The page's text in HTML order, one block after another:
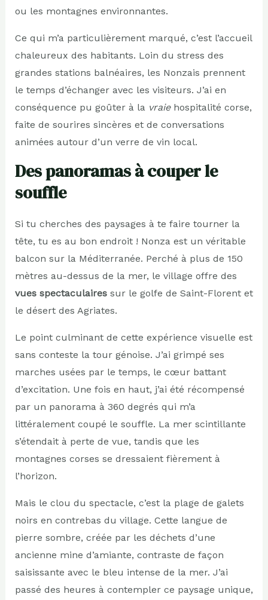
ou les montagnes environnantes.
Ce qui m’a particulièrement marqué, c’est l’accueil
chaleureux des habitants. Loin du stress des
grandes stations balnéaires, les Nonzais prennent
le temps d’échanger avec les visiteurs. J’ai en
conséquence pu goûter à la vraiehospitalité corse,
faite de sourires sincères et de conversations
animées autour d’un verre de vin local.
Des panoramas à couper le
souffle
Si tu cherches des paysages à te faire tourner la
tête, tu es au bon endroit ! Nonza est un véritable
balcon sur la Méditerranée. Perché à plus de 150
mètres au-dessus de la mer, le village offre des
vues spectaculairessur le golfe de Saint-Florent et
le désert des Agriates.
Le point culminant de cette expérience visuelle est
sans conteste la tour génoise. J’ai grimpé ses
marches usées par le temps, le cœur battant
d’excitation. Une fois en haut, j’ai été récompensé
par un panorama à 360 degrés qui m’a
littéralement coupé le souffle. La mer scintillante
s’étendait à perte de vue, tandis que les
montagnes corses se dressaient fièrement à
l’horizon.
Mais le clou du spectacle, c’est la plage de galets
noirs en contrebas du village. Cette langue de
pierre sombre, créée par les déchets d’une
ancienne mine d’amiante, contraste de façon
saisissante avec le bleu intense de la mer. J’ai
passé des heures à contempler ce paysage unique,